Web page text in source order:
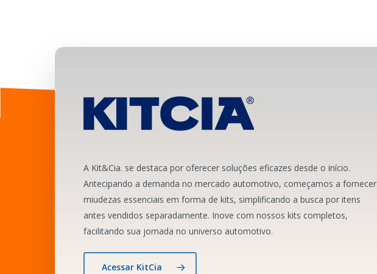
A Kit&Cia. se destaca por oferecer soluções eficazes desde o início.
Antecipando a demanda no mercado automotivo, começamos a fornecer
miudezas essenciais em forma de kits, simplificando a busca por itens
antes vendidos separadamente. Inove com nossos kits completos,
facilitando sua jornada no universo automotivo.
Acessar KitCia